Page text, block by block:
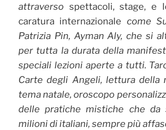
attraverso spettacoli, stage, e
caratura internazionale come
Patrizia Pin, Ayman Aly, che si
per tutta la durata della
speciali lezioni aperte a tutti.
Carte degli Angeli, lettura della
tema natale, oroscopo
delle pratiche mistiche che da
milioni di italiani, sempre più